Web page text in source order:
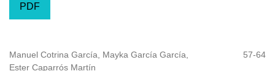
PDF
Manuel Cotrina García, Mayka García García,
Ester Caparrós Martín
57-64